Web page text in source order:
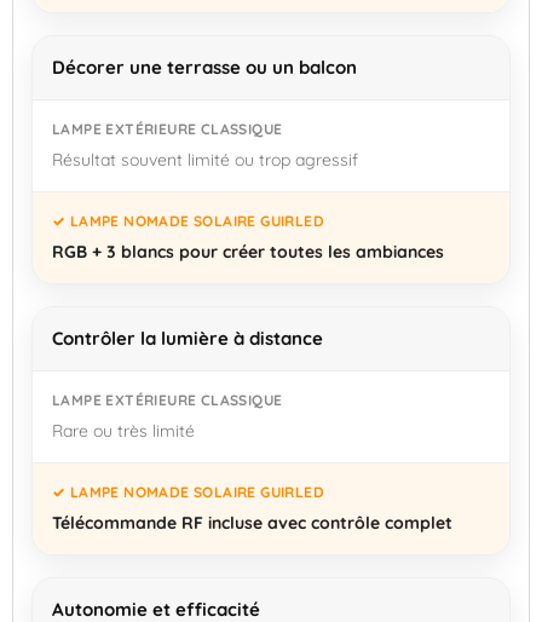
Décorer une terrasse ou un balcon
Résultat souvent limité ou trop agressif
RGB + 3 blancs pour créer toutes les ambiances
Contrôler la lumière à distance
Rare ou très limité
Télécommande RF incluse avec contrôle complet
Autonomie et efficacité